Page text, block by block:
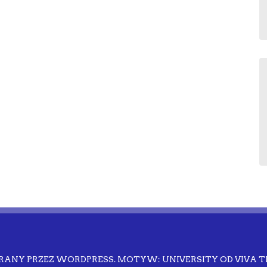
PRZEZ WORDPRESS. MOTYW: UNIVERSITY OD VIVA